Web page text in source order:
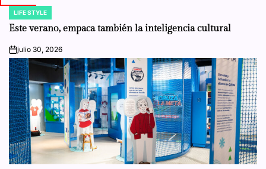
POSTED
IN
LIFE STYLE
Este verano, empaca también la inteligencia cultural
onjulio 30, 2026